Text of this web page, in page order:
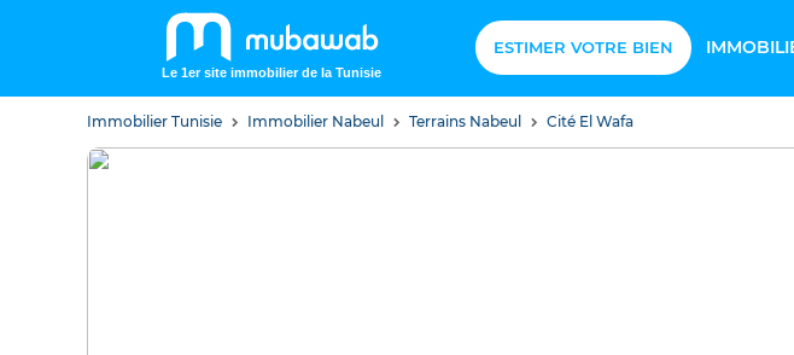
Le 1er site immobilier de la Tunisie
ESTIMER VOTRE BIEN
Immobilier Tunisie Immobilier Nabeul Terrains Nabeul Cité El Wafa